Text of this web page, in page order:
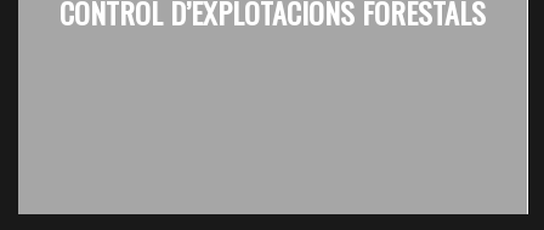
CONTROL D’EXPLOTACIONS FORESTALS